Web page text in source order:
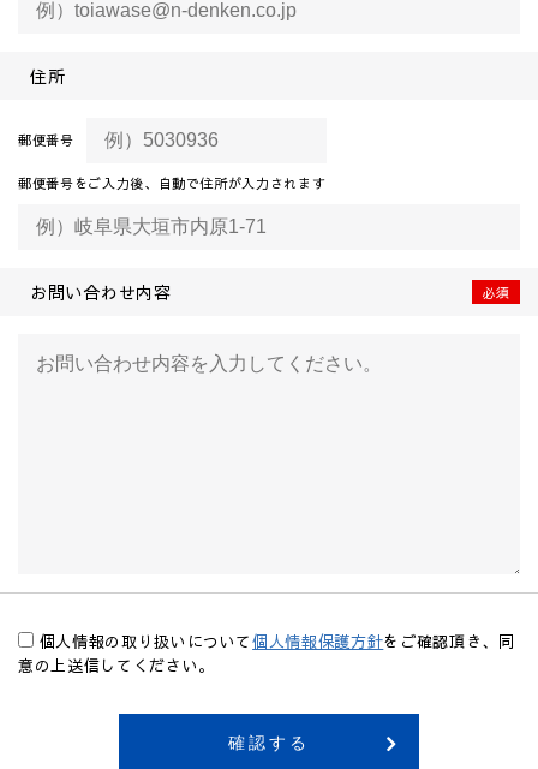
住所
郵便番号
郵便番号をご入力後、 自動で住所が入力されます
お問い合わせ内容
個人情報の取り扱いについて個人情報保護方針をご確認頂き、同
意の上送信してください。
確認する